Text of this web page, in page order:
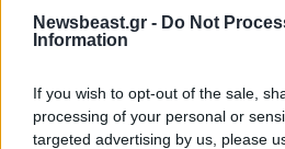
Newsbeast.gr - Do Not
Information
If you wish to opt-out of the sale,
processing of your personal or
targeted advertising by us, please
Ακολουθήστε το NEWSBEAST
και μάθετε πρώτοι όλες